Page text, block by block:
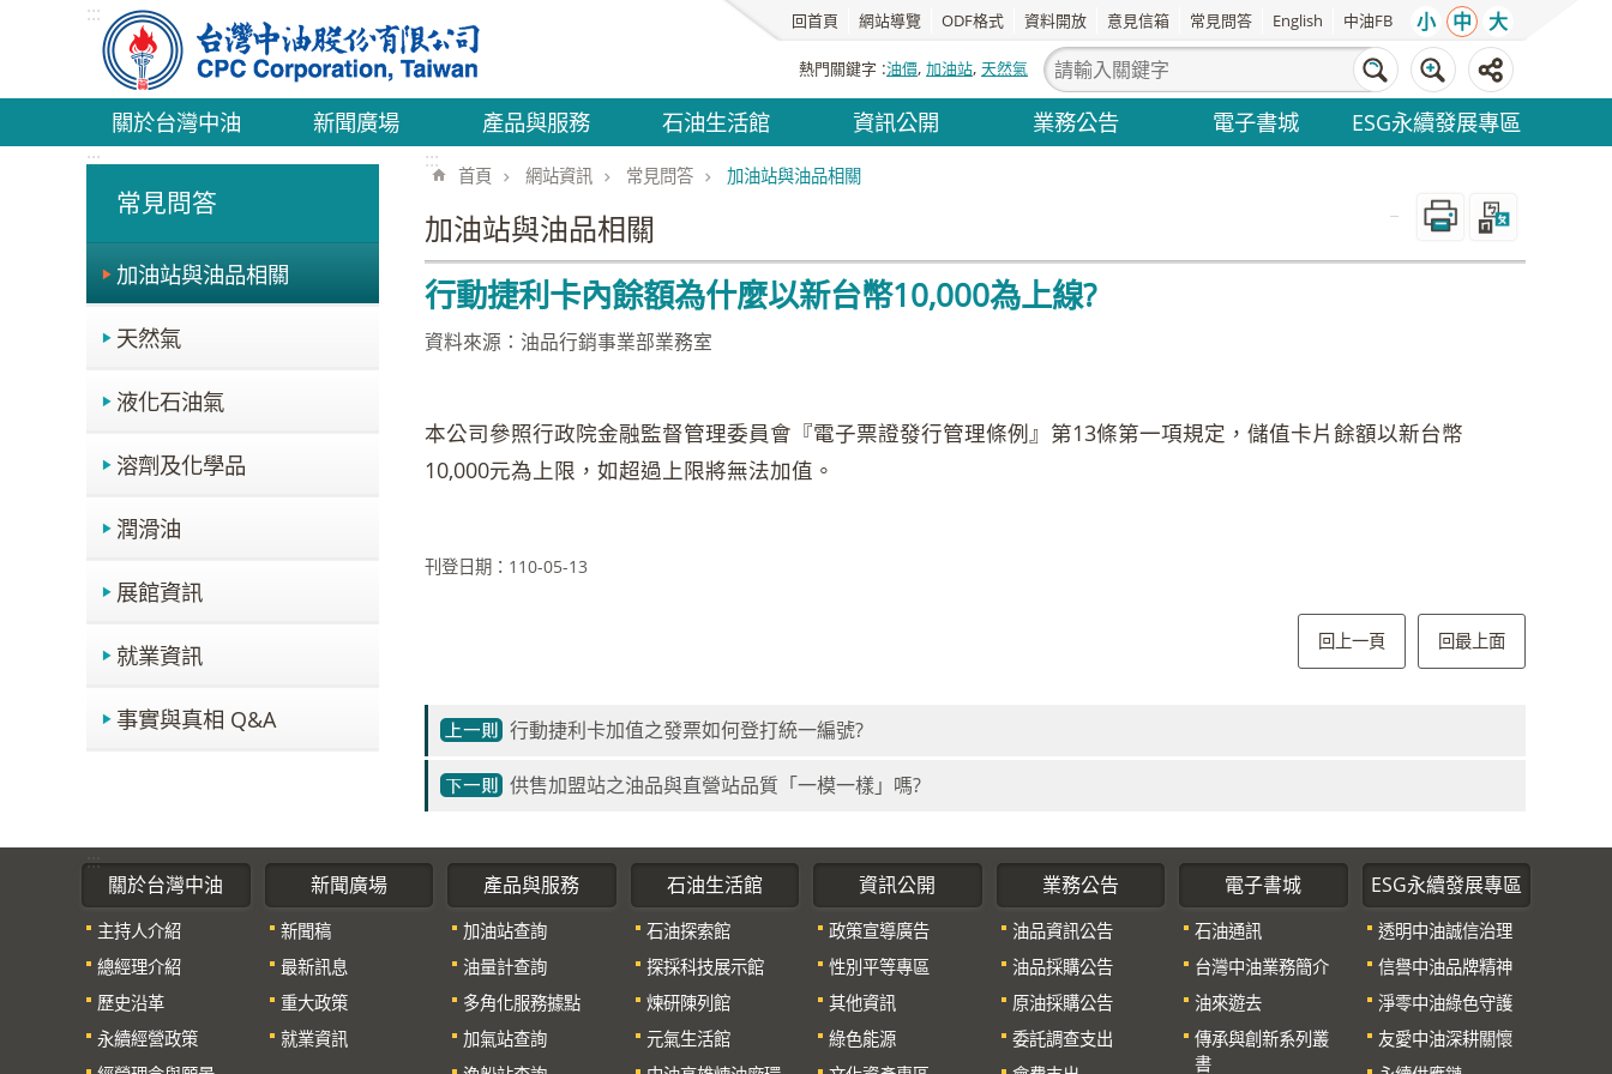
跳到主要內容區塊
::: 回首頁 網站導覽 ODF格式 資料開放 意見信箱 常見問答 English 中油FB 小 中 大
熱門關鍵字 油價 加油站 天然氣
關於台灣中油 新聞廣場 產品與服務 石油生活館 資訊公開 業務公告 電子書城 ESG永續發展專區
:::
常見問答
加油站與油品相關
天然氣
液化石油氣
溶劑及化學品
潤滑油
展館資訊
就業資訊
事實與真相 Q&A
:::
首頁 網站資訊 常見問答 加油站與油品相關
加油站與油品相關
行動捷利卡內餘額為什麼以新台幣10‚000為上線?
資料來源：油品行銷事業部業務室
本公司參照行政院金融監督管理委員會『電子票證發行管理條例』第13條第一項規定，儲值卡片餘額以新台幣
10‚000元為上限，如超過上限將無法加值。
刊登日期：110-05-13
回上一頁 回最上面
行動捷利卡加值之發票如何登打統一編號?
供售加盟站之油品與直營站品質「一模一樣」嗎?
:::
關於台灣中油
主持人介紹
總經理介紹
歷史沿革
永續經營政策
新聞廣場
新聞稿
最新訊息
重大政策
就業資訊
產品與服務
加油站查詢
油量計查詢
多角化服務據點
加氣站查詢
石油生活館
石油探索館
探採科技展示館
煉研陳列館
元氣生活館
資訊公開
政策宣導廣告
性別平等專區
其他資訊
綠色能源
業務公告
油品資訊公告
油品採購公告
原油採購公告
委託調查支出
電子書城
石油通訊
台灣中油業務簡介
油來遊去
傳承與創新系列叢
書
ESG永續發展專區
透明中油誠信治理
信譽中油品牌精神
淨零中油綠色守護
友愛中油深耕關懷